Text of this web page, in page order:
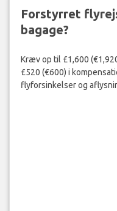
Forstyrret
bagage?
Kræv op til £1,600
£520 (€600) i
flyforsinkelser og